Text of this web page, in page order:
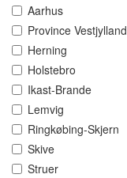
Aarhus
Province Vestjylland
Herning
Holstebro
Ikast-Brande
Lemvig
Ringkøbing-Skjern
Skive
Struer